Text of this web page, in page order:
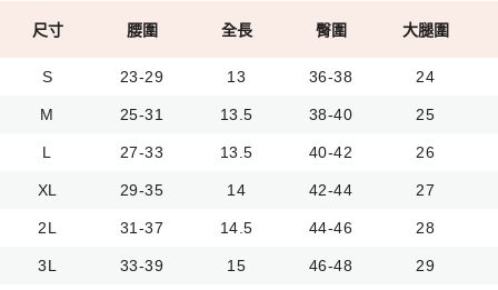
尺寸 腰圍 全長 臀圍 大腿圍
S 23-29 13 36-38 24
M 25-31 13.5 38-40 25
L 27-33 13.5 40-42 26
XL 29-35 14 42-44 27
2L 31-37 14.5 44-46 28
3L 33-39 15 46-48 29